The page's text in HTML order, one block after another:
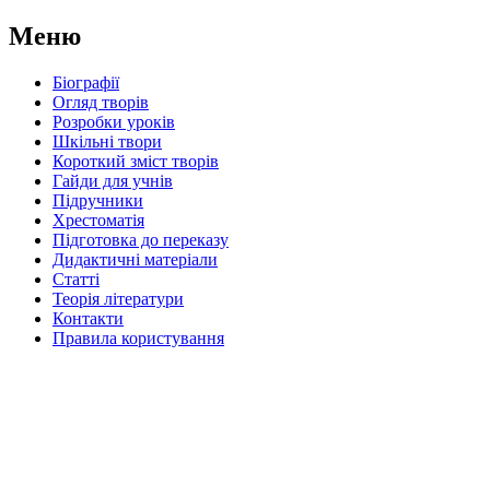
Меню
Біографії
Огляд творів
Розробки уроків
Шкільні твори
Короткий зміст творів
Гайди для учнів
Підручники
Хрестоматія
Підготовка до переказу
Дидактичні матеріали
Статті
Теорія літератури
Контакти
Правила користування